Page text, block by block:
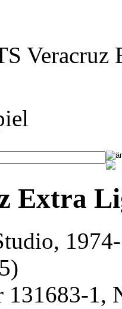
Extra
131683-1,